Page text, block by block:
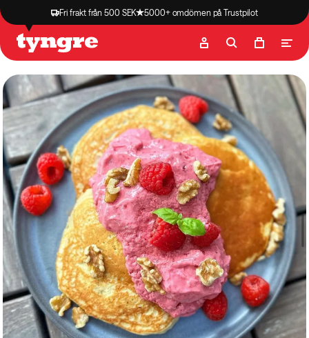
Fri frakt från 500 SEK 5000+ omdömen på Trustpilot
Butik Recept